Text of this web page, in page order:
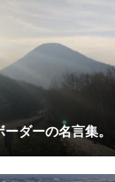
ダーの名言集。